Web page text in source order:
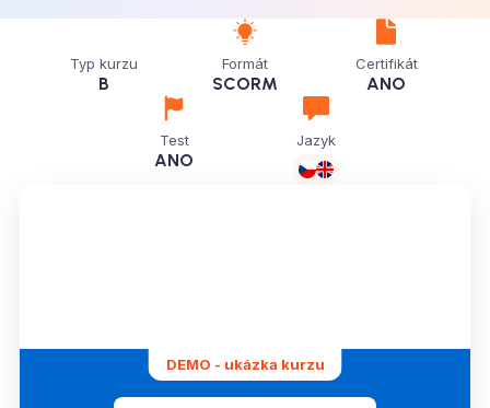
Typ kurzu
B
Formát
SCORM
Certifikát
ANO
Test
ANO
Jazyk
DEMO - ukázka kurzu